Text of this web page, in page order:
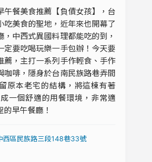
午餐美食推薦【負債女孩】，台
吃美食的聖地，近年來也開幕了
，中西式異國料理都能吃的到，
定要吃喝玩樂一手包辦！今天要
薦，主打一系列手作輕食、手作
咖啡，隱身於台南民族路巷弄間
原本老宅的結構，將這棟有著
一個舒適的用餐環境，非常適
早午餐廳！
西區民族路三段148巷33號